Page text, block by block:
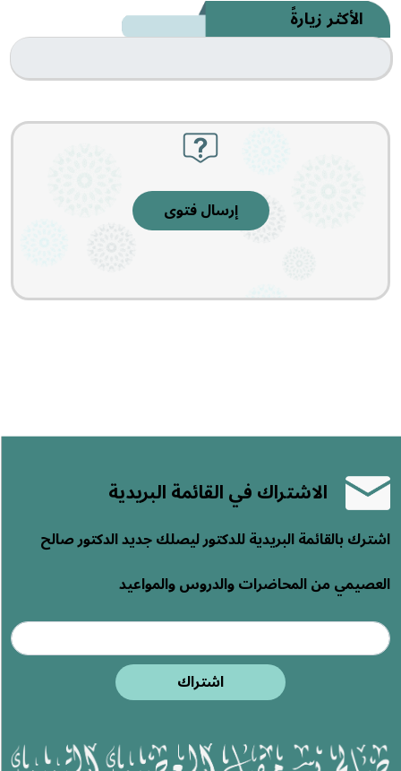
الأكثر زيارةً
إرسال فتوى
الاشتراك في القائمة البريدية
اشترك بالقائمة البريدية للدكتور ليصلك جديد الدكتور صالح
العصيمي من المحاضرات والدروس والمواعيد
اشتراك